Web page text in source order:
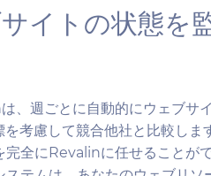
イトの状態を
、週ごとに自動的にウェブサ
考慮して競合他社と比較しま
完全にRevalinに任せることが